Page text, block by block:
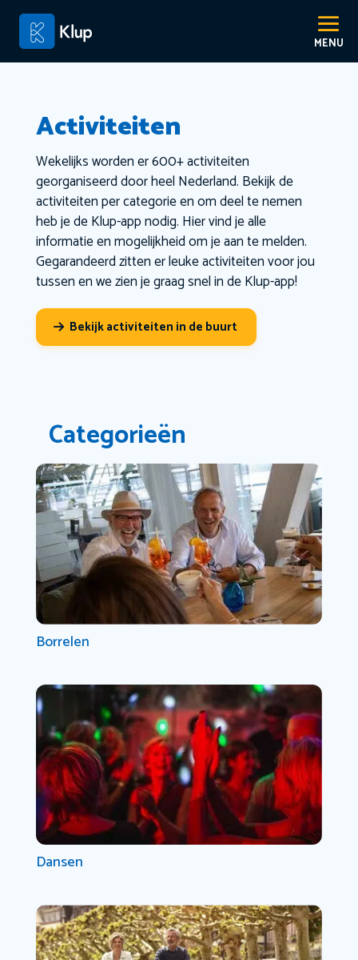
Activiteiten
Wekelijks worden er 600+ activiteiten
georganiseerd door heel Nederland. Bekijk de
activiteiten per categorie en om deel te nemen
heb je de Klup-app nodig. Hier vind je alle
informatie en mogelijkheid om je aan te melden.
Gegarandeerd zitten er leuke activiteiten voor jou
tussen en we zien je graag snel in de Klup-app!
Bekijk activiteiten in de buurt
Categorieën
Borrelen
Dansen